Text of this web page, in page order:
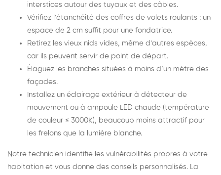
interstices autour des tuyaux et des câbles.
Vérifiez l’étanchéité des coffres de volets roulants : un
espace de 2 cm suffit pour une fondatrice.
Retirez les vieux nids vides, même d’autres espèces,
car ils peuvent servir de point de départ.
Élaguez les branches situées à moins d’un mètre des
façades.
Installez un éclairage extérieur à détecteur de
mouvement ou à ampoule LED chaude (température
de couleur ≤ 3000K), beaucoup moins attractif pour
les frelons que la lumière blanche.
Notre technicien identifie les vulnérabilités propres à votre
habitation et vous donne des conseils personnalisés. La